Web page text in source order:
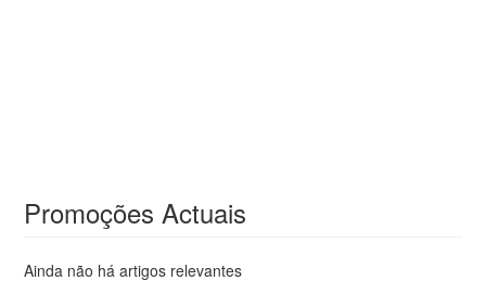
Promoções Actuais
Ainda não há artigos relevantes